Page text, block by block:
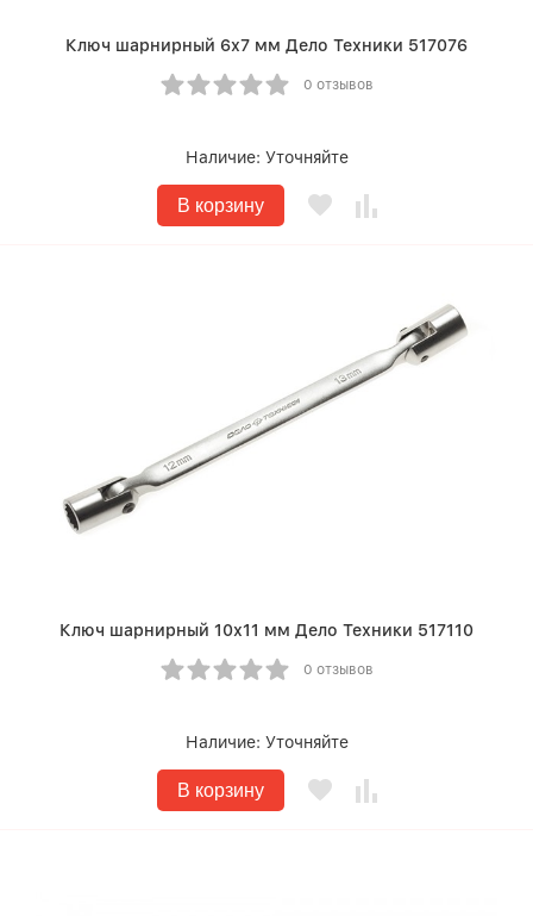
Ключ шарнирный 6х7 мм Дело Техники 517076
0 отзывов
Наличие: Уточняйте
В корзину
Ключ шарнирный 10х11 мм Дело Техники 517110
0 отзывов
Наличие: Уточняйте
В корзину